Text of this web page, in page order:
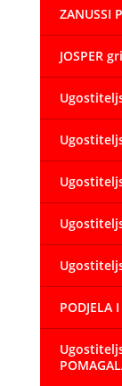
ZANUSSI
JOSPER
PODJELA